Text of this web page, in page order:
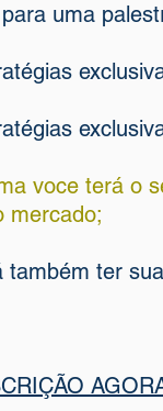
uma
voce terá o
mercado;
também ter